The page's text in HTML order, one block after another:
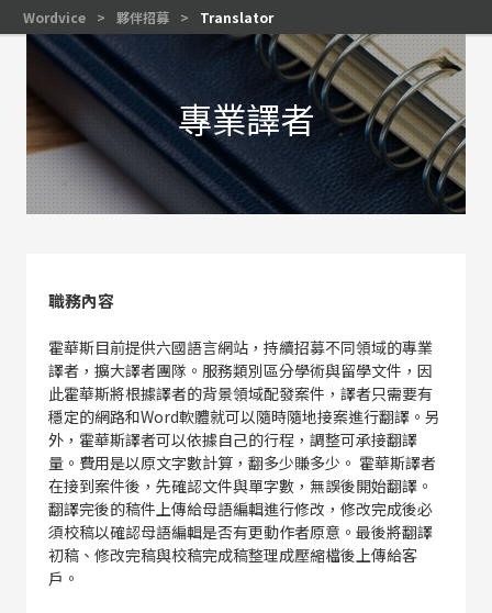
Wordvice > 夥伴招募 > Translator
專業譯者
職務內容
霍華斯目前提供六國語言網站，持續招募不同領域的專業
譯者，擴大譯者團隊。服務類別區分學術與留學文件，因
此霍華斯將根據譯者的背景領域配發案件，譯者只需要有
穩定的網路和Word軟體就可以隨時隨地接案進行翻譯。另
外，霍華斯譯者可以依據自己的行程，調整可承接翻譯
量。費用是以原文字數計算，翻多少賺多少。 霍華斯譯者
在接到案件後，先確認文件與單字數，無誤後開始翻譯。
翻譯完後的稿件上傳給母語編輯進行修改，修改完成後必
須校稿以確認母語編輯是否有更動作者原意。最後將翻譯
初稿、修改完稿與校稿完成稿整理成壓縮檔後上傳給客
戶。